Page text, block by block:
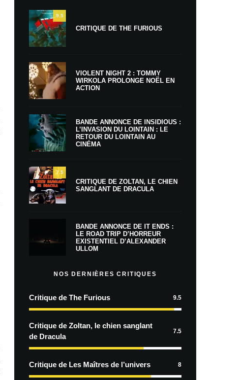
9.5
CRITIQUE DE THE FURIOUS
VIOLENT NIGHT 2 : TOMMY
WIRKOLA PROLONGE NOËL EN
ACTION
BANDE ANNONCE DE INSIDIOUS :
L’INVASION DU LOINTAIN : LE
RETOUR DU LOINTAIN AU
CINÉMA
7.5
CRITIQUE DE ZOLTAN, LE CHIEN
SANGLANT DE DRACULA
BANDE ANNONCE DE IT ENDS :
LE ROAD TRIP D’HORREUR
EXISTENTIEL D’ALEXANDER
ULLOM
NOS DERNIÈRES CRITIQUES
Critique de The Furious 9.5
Critique de Zoltan, le chien sanglant
de Dracula
7.5
Critique de Les Maîtres de l’univers 8